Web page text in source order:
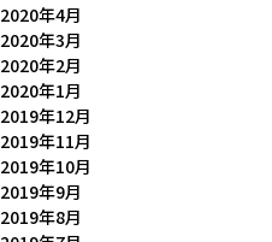
2020年4月
2020年3月
2020年2月
2020年1月
2019年12月
2019年11月
2019年10月
2019年9月
2019年8月